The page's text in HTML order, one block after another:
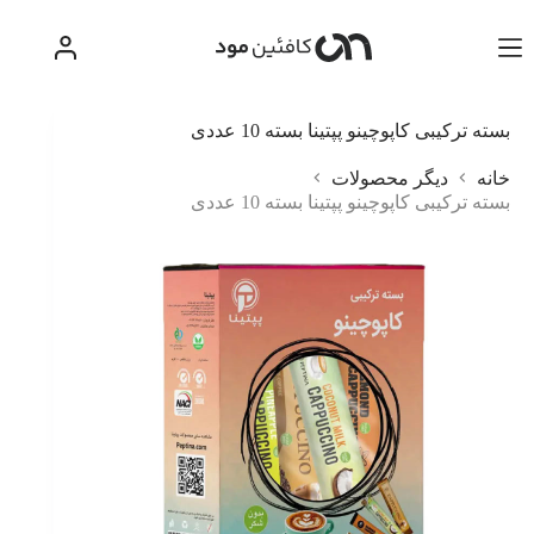
محتوا
بسته ترکیبی کاپوچینو پپتینا بسته 10 عددی
خانه
دیگر محصولات
بسته ترکیبی کاپوچینو پپتینا بسته 10 عددی